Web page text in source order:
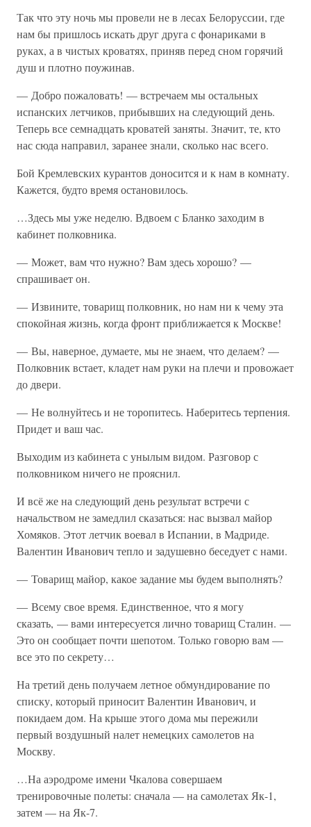
Так что эту ночь мы провели не в лесах Белоруссии, где
нам бы пришлось искать друг друга с фонариками в
руках, а в чистых кроватях, приняв перед сном горячий
душ и плотно поужинав.
— Добро пожаловать! — встречаем мы остальных
испанских летчиков, прибывших на следующий день.
Теперь все семнадцать кроватей заняты. Значит, те, кто
нас сюда направил, заранее знали, сколько нас всего.
Бой Кремлевских курантов доносится и к нам в комнату.
Кажется, будто время остановилось.
…Здесь мы уже неделю. Вдвоем с Бланко заходим в
кабинет полковника.
— Может, вам что нужно? Вам здесь хорошо? —
спрашивает он.
— Извините, товарищ полковник, но нам ни к чему эта
спокойная жизнь, когда фронт приближается к Москве!
— Вы, наверное, думаете, мы не знаем, что делаем? —
Полковник встает, кладет нам руки на плечи и провожает
до двери.
— Не волнуйтесь и не торопитесь. Наберитесь терпения.
Придет и ваш час.
Выходим из кабинета с унылым видом. Разговор с
полковником ничего не прояснил.
И всё же на следующий день результат встречи с
начальством не замедлил сказаться: нас вызвал майор
Хомяков. Этот летчик воевал в Испании, в Мадриде.
Валентин Иванович тепло и задушевно беседует с нами.
— Товарищ майор, какое задание мы будем выполнять?
— Всему свое время. Единственное, что я могу
сказать, — вами интересуется лично товарищ Сталин. —
Это он сообщает почти шепотом. Только говорю вам —
все это по секрету…
На третий день получаем летное обмундирование по
списку, который приносит Валентин Иванович, и
покидаем дом. На крыше этого дома мы пережили
первый воздушный налет немецких самолетов на
Москву.
…На аэродроме имени Чкалова совершаем
тренировочные полеты: сначала — на самолетах Як-1,
затем — на Як-7.